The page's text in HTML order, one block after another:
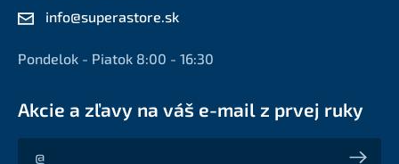
info@superastore.sk
Pondelok - Piatok 8:00 - 16:30
Akcie a zľavy na váš e-mail z prvej ruky